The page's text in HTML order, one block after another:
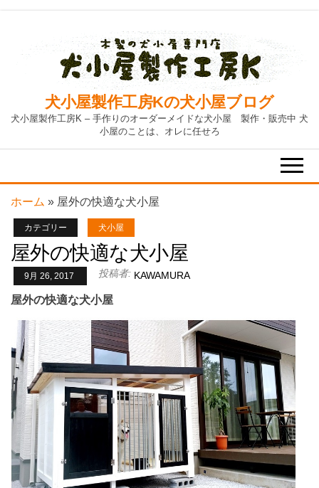
content
犬小屋製作工房Kの犬小屋ブログ
犬小屋製作工房K – 手作りのオーダーメイドな犬小屋 製作・販売中 犬
小屋のことは、オレに任せろ
ホーム » 屋外の快適な犬小屋
カテゴリー 犬小屋
屋外の快適な犬小屋
9月 26, 2017 投稿者: KAWAMURA
屋外の快適な犬小屋